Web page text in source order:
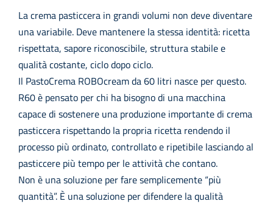
FAQs
La crema pasticcera in grandi volumi non deve diventare
una variabile. Deve mantenere la stessa identità: ricetta
rispettata, sapore riconoscibile, struttura stabile e
qualità costante, ciclo dopo ciclo.
Il PastoCrema ROBOcream da 60 litri nasce per questo.
R60 è pensato per chi ha bisogno di una macchina
capace di sostenere una produzione importante di crema
pasticcera rispettando la propria ricetta rendendo il
processo più ordinato, controllato e ripetibile lasciando al
pasticcere più tempo per le attività che contano.
Non è una soluzione per fare semplicemente “più
quantità”. È una soluzione per difendere la qualità